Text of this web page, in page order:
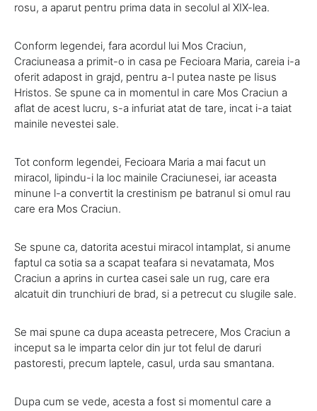
rosu, a aparut pentru prima data in secolul al XIX-lea.
Conform legendei, fara acordul lui Mos Craciun,
Craciuneasa a primit-o in casa pe Fecioara Maria, careia i-a
oferit adapost in grajd, pentru a-l putea naste pe Iisus
Hristos. Se spune ca in momentul in care Mos Craciun a
aflat de acest lucru, s-a infuriat atat de tare, incat i-a taiat
mainile nevestei sale.
Tot conform legendei, Fecioara Maria a mai facut un
miracol, lipindu-i la loc mainile Craciunesei, iar aceasta
minune l-a convertit la crestinism pe batranul si omul rau
care era Mos Craciun.
Se spune ca, datorita acestui miracol intamplat, si anume
faptul ca sotia sa a scapat teafara si nevatamata, Mos
Craciun a aprins in curtea casei sale un rug, care era
alcatuit din trunchiuri de brad, si a petrecut cu slugile sale.
Se mai spune ca dupa aceasta petrecere, Mos Craciun a
inceput sa le imparta celor din jur tot felul de daruri
pastoresti, precum laptele, casul, urda sau smantana.
Dupa cum se vede, acesta a fost si momentul care a